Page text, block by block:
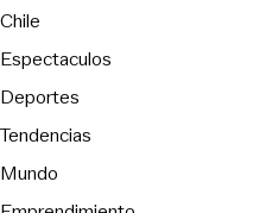
Chile
Espectaculos
Deportes
Tendencias
Mundo